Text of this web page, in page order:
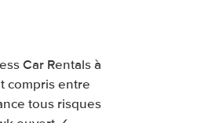
Car Rentals à
compris entre
tous risques